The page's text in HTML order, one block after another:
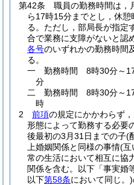
第42条
職員の勤務時間は，
ら17時15分までとし，休
る。 ただし，部局長が指定
合で業務に支障がないと認
各号のいずれかの勤務時間
る。
一
勤務時間 8時30分～
分
二
勤務時間 8時30分～
時
2
前項の規定にかかわらず
形態によって勤務する必要
後最初の3月31日までの子(
上婚姻関係と同様の事情(互
常の生活において相互に協
関係を含む。以下「事実婚
以下第58条において同じ。)